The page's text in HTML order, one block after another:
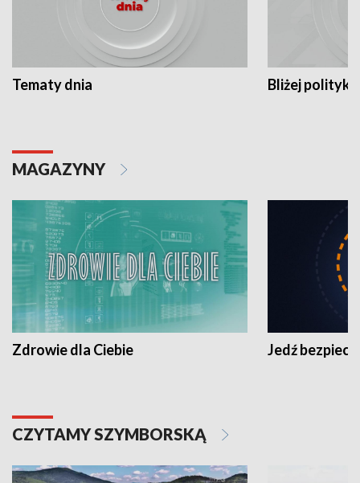
Tematy dnia Bliżej polityki
MAGAZYNY
Zdrowie dla Ciebie Jedź
CZYTAMY SZYMBORSKĄ